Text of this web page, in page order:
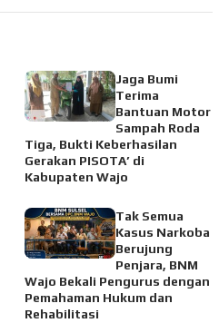
Jaga Bumi
Terima
Bantuan Motor
Sampah Roda
Tiga, Bukti Keberhasilan
Gerakan PISOTA’ di
Kabupaten Wajo
Tak Semua
Kasus Narkoba
Berujung
Penjara, BNM
Wajo Bekali Pengurus dengan
Pemahaman Hukum dan
Rehabilitasi